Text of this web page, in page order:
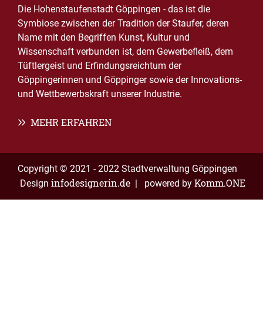
Die Hohenstaufenstadt Göppingen - das ist die
Symbiose zwischen der Tradition der Staufer, deren
Name mit den Begriffen Kunst, Kultur und
Wissenschaft verbunden ist, dem Gewerbefleiß, dem
Tüftlergeist und Erfindungsreichtum der
Göppingerinnen und Göppinger sowie der Innovations-
und Wettbewerbskraft unserer Industrie.
MEHR ERFAHREN
Copyright © 2021 - 2022 Stadtverwaltung Göppingen
Design infodesignerin.de | powered by Komm.ONE